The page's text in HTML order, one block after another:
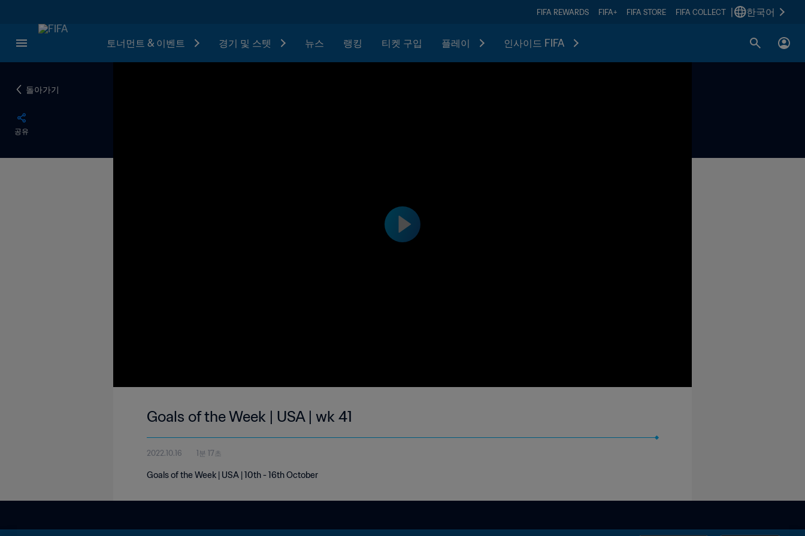
FIFA REWARDS FIFA+ FIFA STORE FIFA COLLECT 한국어
토너먼트 & 이벤트 경기 및 스텟 뉴스 랭킹 티켓 구입 플레이 인사이드 FIFA
돌아가기
공유
Goals of the Week | USA | wk 41
2022.10.16 1분 17초
Goals of the Week | USA | 10th - 16th October